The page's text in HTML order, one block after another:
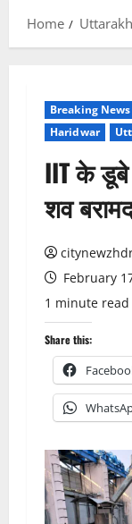
Home
Breaking News
Haridwar
IIT के डूबे
शव
February
1 minute read
Share this: